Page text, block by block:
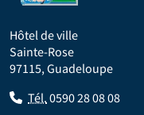
Hôtel de ville
Sainte-Rose
97115, Guadeloupe
Tél.0590 28 08 08